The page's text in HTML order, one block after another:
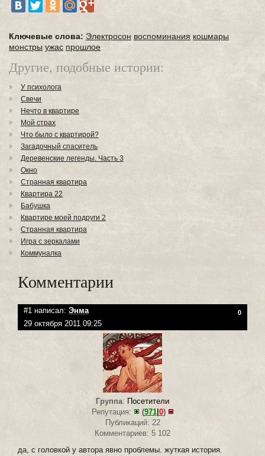
Ключевые слова: Электросон воспоминания кошмары
монстры ужас прошлое
Другие, подобные истории:
У психолога
Свечи
Нечто в квартире
Мой страх
Что было с квартирой?
Загадочный спаситель
Деревенские легенды. Часть 3
Окно
Странная квартира
Квартира 22
Бабушка
Квартире моей подруги 2
Странная квартира
Игра с зеркалами
Коммуналка
Комментарии
#1 написал: Энма 0
29 октября 2011 09:25
Группа: Посетители
Репутация:
(971| 0)
Публикаций: 22
Комментариев: 5 102
да, с головкой у автора явно проблемы. жуткая история.